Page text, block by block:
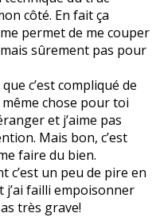
côté. En fait ça
permet de me couper
sûrement pas pour
c’est compliqué de
même chose pour toi
et j’aime pas
Mais bon, c’est
faire du bien.
c’est un peu de pire en
j’ai failli empoisonner
très grave!